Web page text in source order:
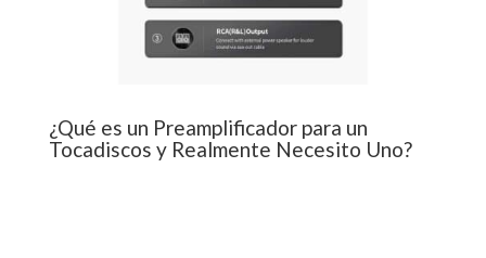
¿Qué es un Preamplificador para un
Tocadiscos y Realmente Necesito Uno?